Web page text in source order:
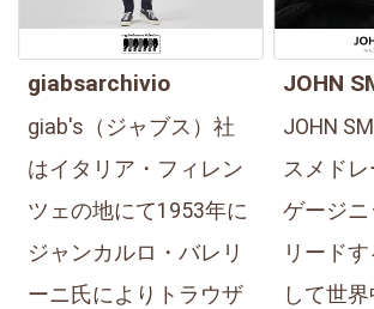
giabsarchivio
giab's（ジャブス）社
はイタリア・フィレン
ツェの地にて1953年に
ジャンカルロ・バレリ
ーニ氏によりトラウザ
JOHN
JOHN
スメド
ゲージニ
リード
して世